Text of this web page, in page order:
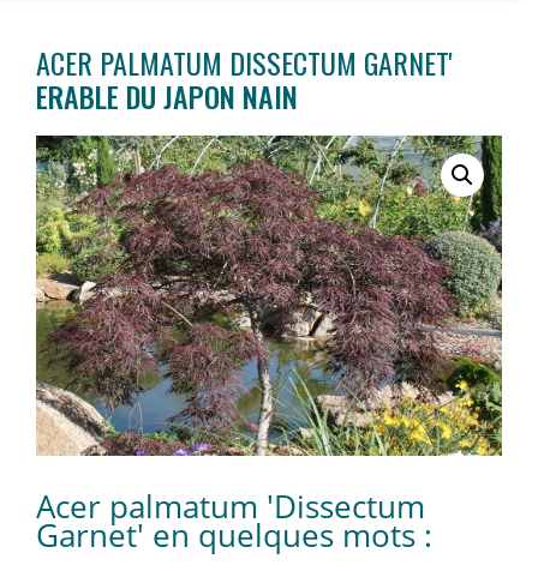
ACER PALMATUM DISSECTUM GARNET'
ERABLE DU JAPON NAIN
Acer palmatum 'Dissectum
Garnet' en quelques mots :